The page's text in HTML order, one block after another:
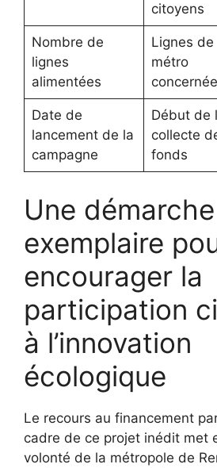
citoyens
Nombre de
lignes
alimentées
Lignes de
métro
Date de
lancement de la
campagne
Début de
collecte
fonds
Une démarche
exemplaire
encourager la
participation
à l’innovation
écologique
Le recours au financement
cadre de ce projet inédit met
volonté de la métropole de